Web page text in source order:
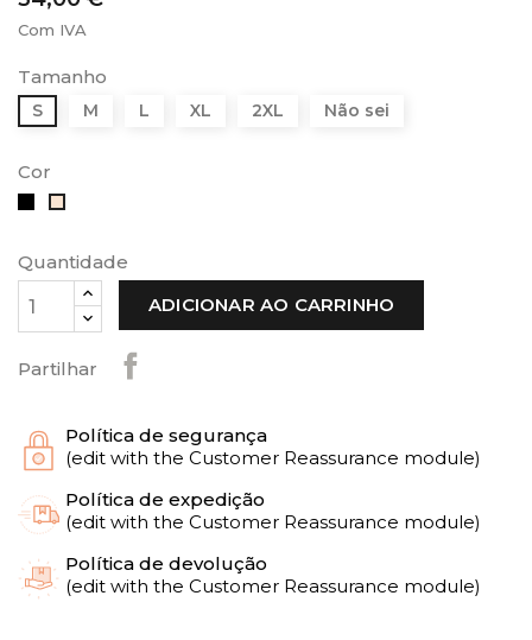
Com IVA
Tamanho
S M L XL 2XL Não sei
Cor
PretoBege
Quantidade
ADICIONAR AO CARRINHO
Partilhar
Política de segurança
(edit with the Customer Reassurance module)
Política de expedição
(edit with the Customer Reassurance module)
Política de devolução
(edit with the Customer Reassurance module)